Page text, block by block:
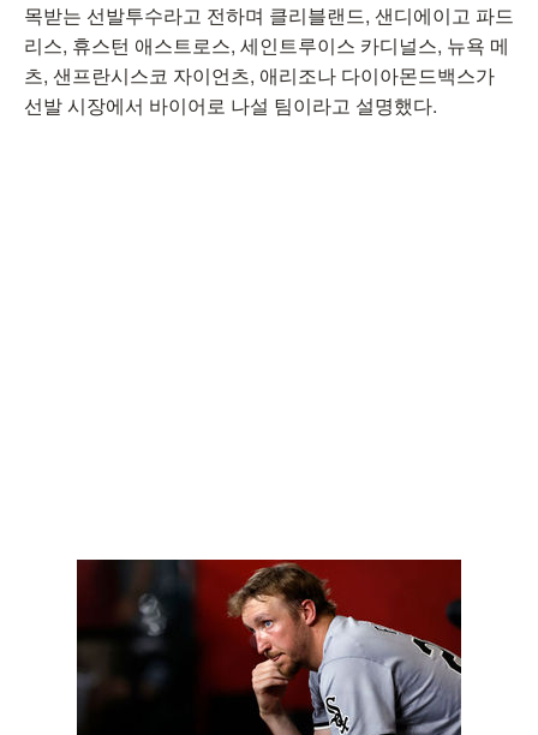
목받는 선발투수라고 전하며 클리블랜드, 샌디에이고 파드
리스, 휴스턴 애스트로스, 세인트루이스 카디널스, 뉴욕 메
츠, 샌프란시스코 자이언츠, 애리조나 다이아몬드백스가
선발 시장에서 바이어로 나설 팀이라고 설명했다.